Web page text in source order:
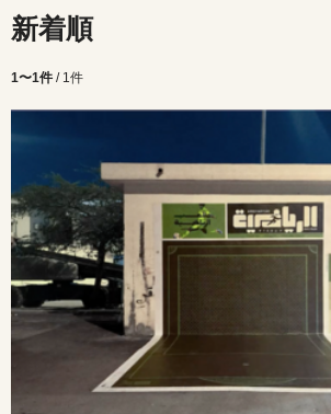
新着順
1〜1件 / 1件